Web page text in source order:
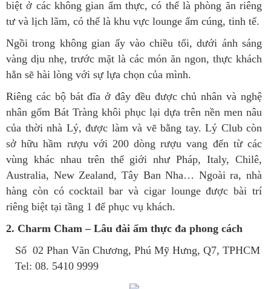
biệt ở các không gian ẩm thực, có thể là phòng ăn riêng
tư và lịch lãm, có thể là khu vực lounge ấm cúng, tinh tế.
Ngồi trong không gian ấy vào chiều tối, dưới ánh sáng
vàng dịu nhẹ, trước mặt là các món ăn ngon, thực khách
hẳn sẽ hài lòng với sự lựa chọn của mình.
Riêng các bộ bát đĩa ở đây đều được chủ nhân và nghệ
nhân gốm Bát Tràng khôi phục lại dựa trên nền men nâu
của thời nhà Lý, được làm và vẽ bằng tay. Lý Club còn
sở hữu hầm rượu với 200 dòng rượu vang đến từ các
vùng khác nhau trên thế giới như Pháp, Italy, Chilê,
Australia, New Zealand, Tây Ban Nha… Ngoài ra, nhà
hàng còn có cocktail bar và cigar lounge được bài trí
riêng biệt tại tầng 1 để phục vụ khách.
2. Charm Cham – Lâu đài ẩm thực đa phong cách
Số 02 Phan Văn Chương, Phú Mỹ Hưng, Q7, TPHCM
Tel: 08. 5410 9999